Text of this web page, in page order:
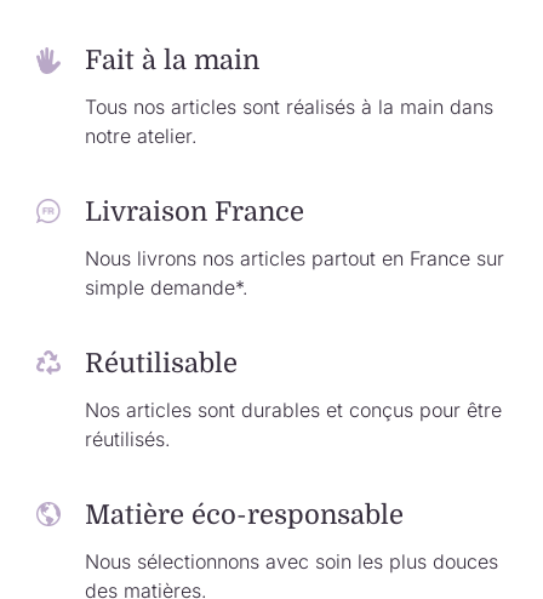
Fait à la main
Tous nos articles sont réalisés à la main dans
notre atelier.
Livraison France
Nous livrons nos articles partout en France sur
simple demande*.
Réutilisable
Nos articles sont durables et conçus pour être
réutilisés.
Matière éco-responsable
Nous sélectionnons avec soin les plus douces
des matières.